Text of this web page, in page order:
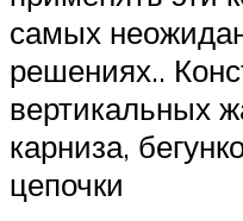
самых
решениях..
вертикальных
карниза,
цепочки